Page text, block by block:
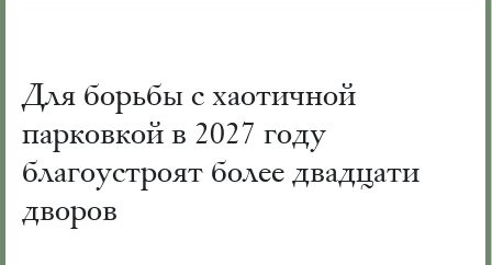
Для борьбы с хаотичной
парковкой в 2027 году
благоустроят более двадцати
дворов